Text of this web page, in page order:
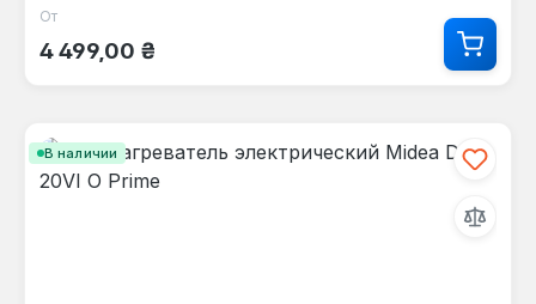
Обычная цена:
От
4 499,00 ₴
В наличии